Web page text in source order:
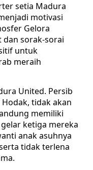
setia Madura
motivasi
Gelora
dan sorak-sorai
untuk
meraih
United. Persib
tidak akan
memiliki
ketiga mereka
anak asuhnya
tidak terlena